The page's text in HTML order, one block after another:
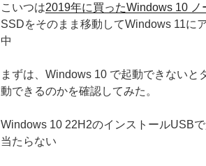
こいつは2019年に買ったWindows 10 ノ
SSDをそのまま移動してWindows 11に
中
まずは、Windows 10 で起動できないと
動できるのかを確認してみた。
Windows 10 22H2のインストールUSB
当たらない